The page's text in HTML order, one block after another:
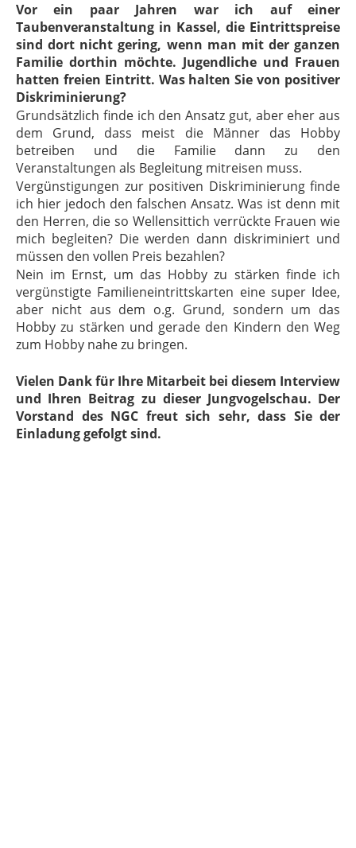
Vor ein paar Jahren war ich auf einer
Taubenveranstaltung in Kassel, die Eintrittspreise
sind dort nicht gering, wenn man mit der ganzen
Familie dorthin möchte. Jugendliche und Frauen
hatten freien Eintritt. Was halten Sie von positiver
Diskriminierung?
Grundsätzlich finde ich den Ansatz gut, aber eher aus
dem Grund, dass meist die Männer das Hobby
betreiben und die Familie dann zu den
Veranstaltungen als Begleitung mitreisen muss.
Vergünstigungen zur positiven Diskriminierung finde
ich hier jedoch den falschen Ansatz. Was ist denn mit
den Herren, die so Wellensittich verrückte Frauen wie
mich begleiten? Die werden dann diskriminiert und
müssen den vollen Preis bezahlen?
Nein im Ernst, um das Hobby zu stärken finde ich
vergünstigte Familieneintrittskarten eine super Idee,
aber nicht aus dem o.g. Grund, sondern um das
Hobby zu stärken und gerade den Kindern den Weg
zum Hobby nahe zu bringen.
Vielen Dank für Ihre Mitarbeit bei diesem Interview
und Ihren Beitrag zu dieser Jungvogelschau. Der
Vorstand des NGC freut sich sehr, dass Sie der
Einladung gefolgt sind.